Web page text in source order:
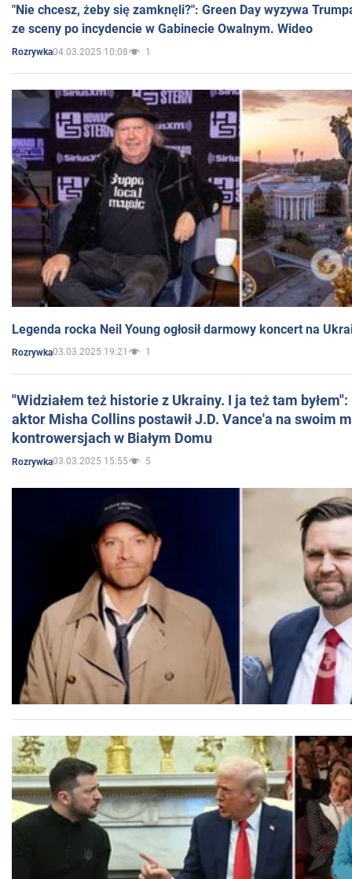
"Nie chcesz, żeby się zamknęli?": Green Day wyzywa
ze sceny po incydencie w Gabinecie Owalnym. Wideo
Rozrywka04.03.2025 10:08 1
Legenda rocka Neil Young ogłosił darmowy koncert na
Rozrywka03.03.2025 19:21 1
"Widziałem też historie z Ukrainy. I ja też tam
aktor Misha Collins postawił J.D. Vance'a na swoim
kontrowersjach w Białym Domu
Rozrywka03.03.2025 15:55 5